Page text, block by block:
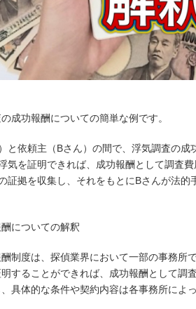
成功報酬についての簡単な例です。
と依頼主（Bさん）の間で、浮気調査の
気を証明できれば、成功報酬として調査
証拠を収集し、それをもとにBさんが法
についての解釈
制度は、探偵業界において一部の事務所
することができれば、成功報酬として調
具体的な条件や契約内容は各事務所によ